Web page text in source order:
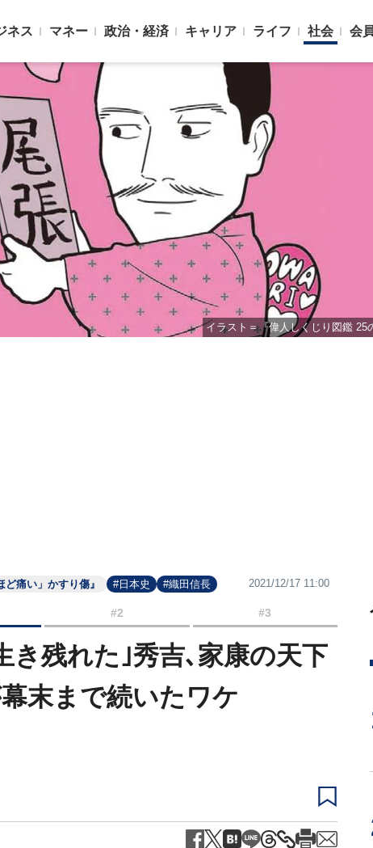
ネス マネー 政治・経済 キャリア ライフ 社会 会
イラスト＝『偉人しくじり図鑑 25
痛い」かすり傷』 #日本史 #織田信長 2021/12/17 11:00
#2 #3
き残れた｣秀吉､家康の天下
末まで続いたワケ